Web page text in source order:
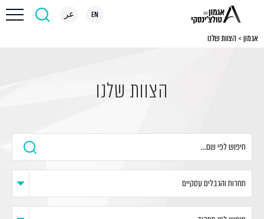
EN عر
אגמון > הצוות שלנו
הצוות שלנו